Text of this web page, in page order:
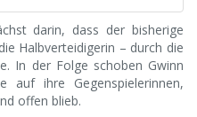
darin, dass der bisherige
Halbverteidigerin – durch die
In der Folge schoben Gwinn
ihre Gegenspielerinnen,
offen blieb.